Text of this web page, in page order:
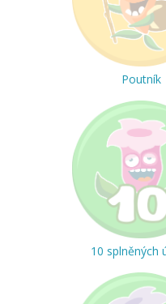
Poutník
10 splněných